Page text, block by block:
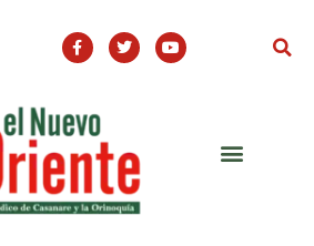
F
a
c
o
o
-
T
w
i
Y
o
u